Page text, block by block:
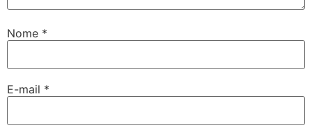
Nome *
E-mail *